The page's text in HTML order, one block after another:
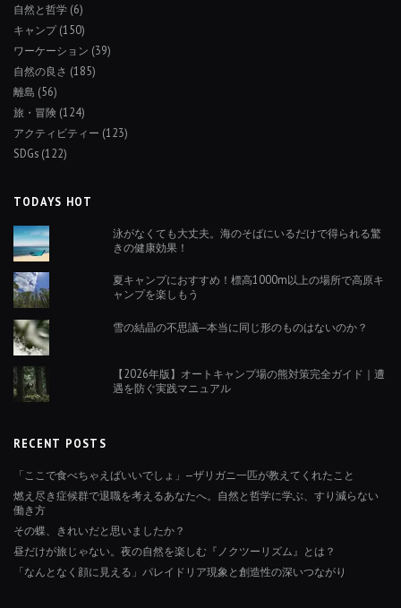
自然と哲学 (6)
キャンプ(150)
ワーケーション (39)
自然の良さ (185)
離島 (56)
旅・冒険 (124)
アクティビティー (123)
SDGs (122)
TODAYS HOT
泳がなくても大丈夫。海のそばにいるだけで得られる驚
きの健康効果！
夏キャンプにおすすめ！標高1000m以上の場所で高原キ
ャンプを楽しもう
雪の結晶の不思議─本当に同じ形のものはないのか？
【2026年版】オートキャンプ場の熊対策完全ガイド｜遭
遇を防ぐ実践マニュアル
RECENT POSTS
「ここで食べちゃえばいいでしょ」—ザリガニ一匹が教えてくれたこと
燃え尽き症候群で退職を考えるあなたへ。自然と哲学に学ぶ、すり減らない
働き方
その蝶、きれいだと思いましたか？
昼だけが旅じゃない。夜の自然を楽しむ『ノクツーリズム』とは？
「なんとなく顔に見える」パレイドリア現象と創造性の深いつながり